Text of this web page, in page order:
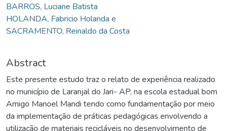
BARROS, Luciane Batista
HOLANDA, Fabricio Holanda e
SACRAMENTO, Reinaldo da Costa
Abstract
Este presente estudo traz o relato de experiência realizado
no município de Laranjal do Jari- AP, na escola estadual bom
Amigo Manoel Mandi tendo como fundamentação por meio
da implementação de práticas pedagógicas envolvendo a
utilização de materiais recicláveis no desenvolvimento de